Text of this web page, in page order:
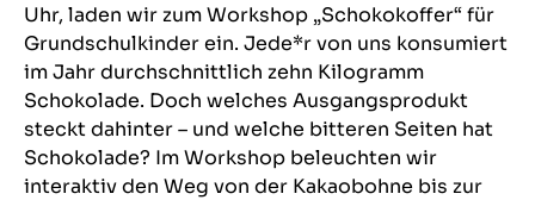
Uhr, laden wir zum Workshop „Schokokoffer“ für
Grundschulkinder ein. Jede*r von uns konsumiert
im Jahr durchschnittlich zehn Kilogramm
Schokolade. Doch welches Ausgangsprodukt
steckt dahinter – und welche bitteren Seiten hat
Schokolade? Im Workshop beleuchten wir
interaktiv den Weg von der Kakaobohne bis zur